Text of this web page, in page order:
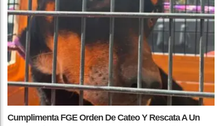
Cumplimenta FGE Orden De Cateo Y Rescata A Un